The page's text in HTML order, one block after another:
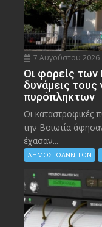
7 Αυγούστου 2026
Οι φορείς των
δυνάμεις τους
πυρόπληκτων
Οι καταστροφικές
την Bοιωτία
έχασαν...
ΔΗΜΟΣ ΙΩΑΝΝΙΤΩΝ